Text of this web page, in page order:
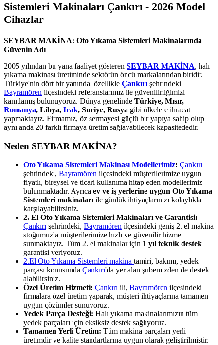
Sistemleri Makinaları Çankırı - 2026 Model
Cihazlar
SEYBAR MAKİNA: Oto Yıkama Sistemleri Makinalarında
Güvenin Adı
2005 yılından bu yana faaliyet gösteren SEYBAR MAKİNA, halı
yıkama makinası üretiminde sektörün öncü markalarından biridir.
Türkiye'nin dört bir yanında, özellikle Çankırı şehrindeki
Bayramören ilçesindeki referanslarımız ile güvenilirliğimizi
kanıtlamış bulunuyoruz. Dünya genelinde Türkiye, Mısır,
Romanya, Libya, Irak, Suriye, Rusya gibi ülkelere ihracat
yapmaktayız. Firmamız, öz sermayesi güçlü bir yapıya sahip olup
aynı anda 20 farklı firmaya üretim sağlayabilecek kapasitededir.
Neden SEYBAR MAKİNA?
Oto Yıkama Sistemleri Makinası Modellerimiz: Çankırı
şehrindeki, Bayramören ilçesindeki müşterilerimize uygun
fiyatlı, bireysel ve ticari kullanıma hitap eden modellerimiz
bulunmaktadır. Ayrıca ev ve iş yerlerine uygun Oto Yıkama
Sistemleri makinaları ile günlük ihtiyaçlarınızı kolaylıkla
karşılayabilirsiniz.
2. El Oto Yıkama Sistemleri Makinaları ve Garantisi:
Çankırı şehrindeki, Bayramören ilçesindeki geniş 2. el makina
stoğumuzla müşterilerimize hızlı ve güvenilir hizmet
sunmaktayız. Tüm 2. el makinalar için 1 yıl teknik destek
garantisi veriyoruz.
2.El Oto Yıkama Sistemleri makina tamiri, bakımı, yedek
parçası konusunda Çankırı'da yer alan şubemizden de destek
alabilirsiniz.
Özel Üretim Hizmeti: Çankırı ili, Bayramören ilçesindeki
firmalara özel üretim yaparak, müşteri ihtiyaçlarına tamamen
uygun çözümler sunuyoruz.
Yedek Parça Desteği: Halı yıkama makinalarımızın tüm
yedek parçaları için eksiksiz destek sağlıyoruz.
Tamamen Yerli Üretim: Tüm makina parçaları yerli
üretimdir ve kalite standartlarına uygun olarak geliştirilmiştir.